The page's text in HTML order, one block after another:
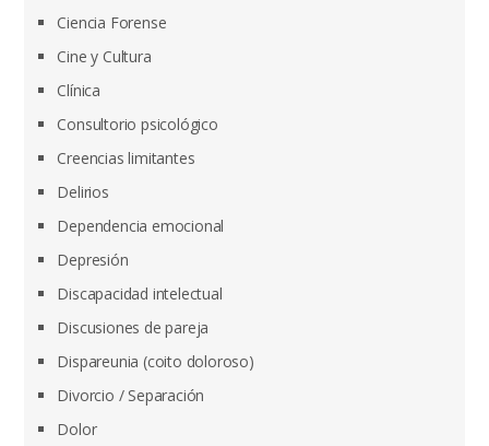
Ciencia Forense
Cine y Cultura
Clínica
Consultorio psicológico
Creencias limitantes
Delirios
Dependencia emocional
Depresión
Discapacidad intelectual
Discusiones de pareja
Dispareunia (coito doloroso)
Divorcio / Separación
Dolor